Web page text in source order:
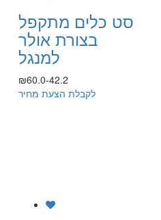
סט כלים מתקפל
בצורת אולר
למנגל
₪60.0-42.2
לקבלת הצעת מחיר